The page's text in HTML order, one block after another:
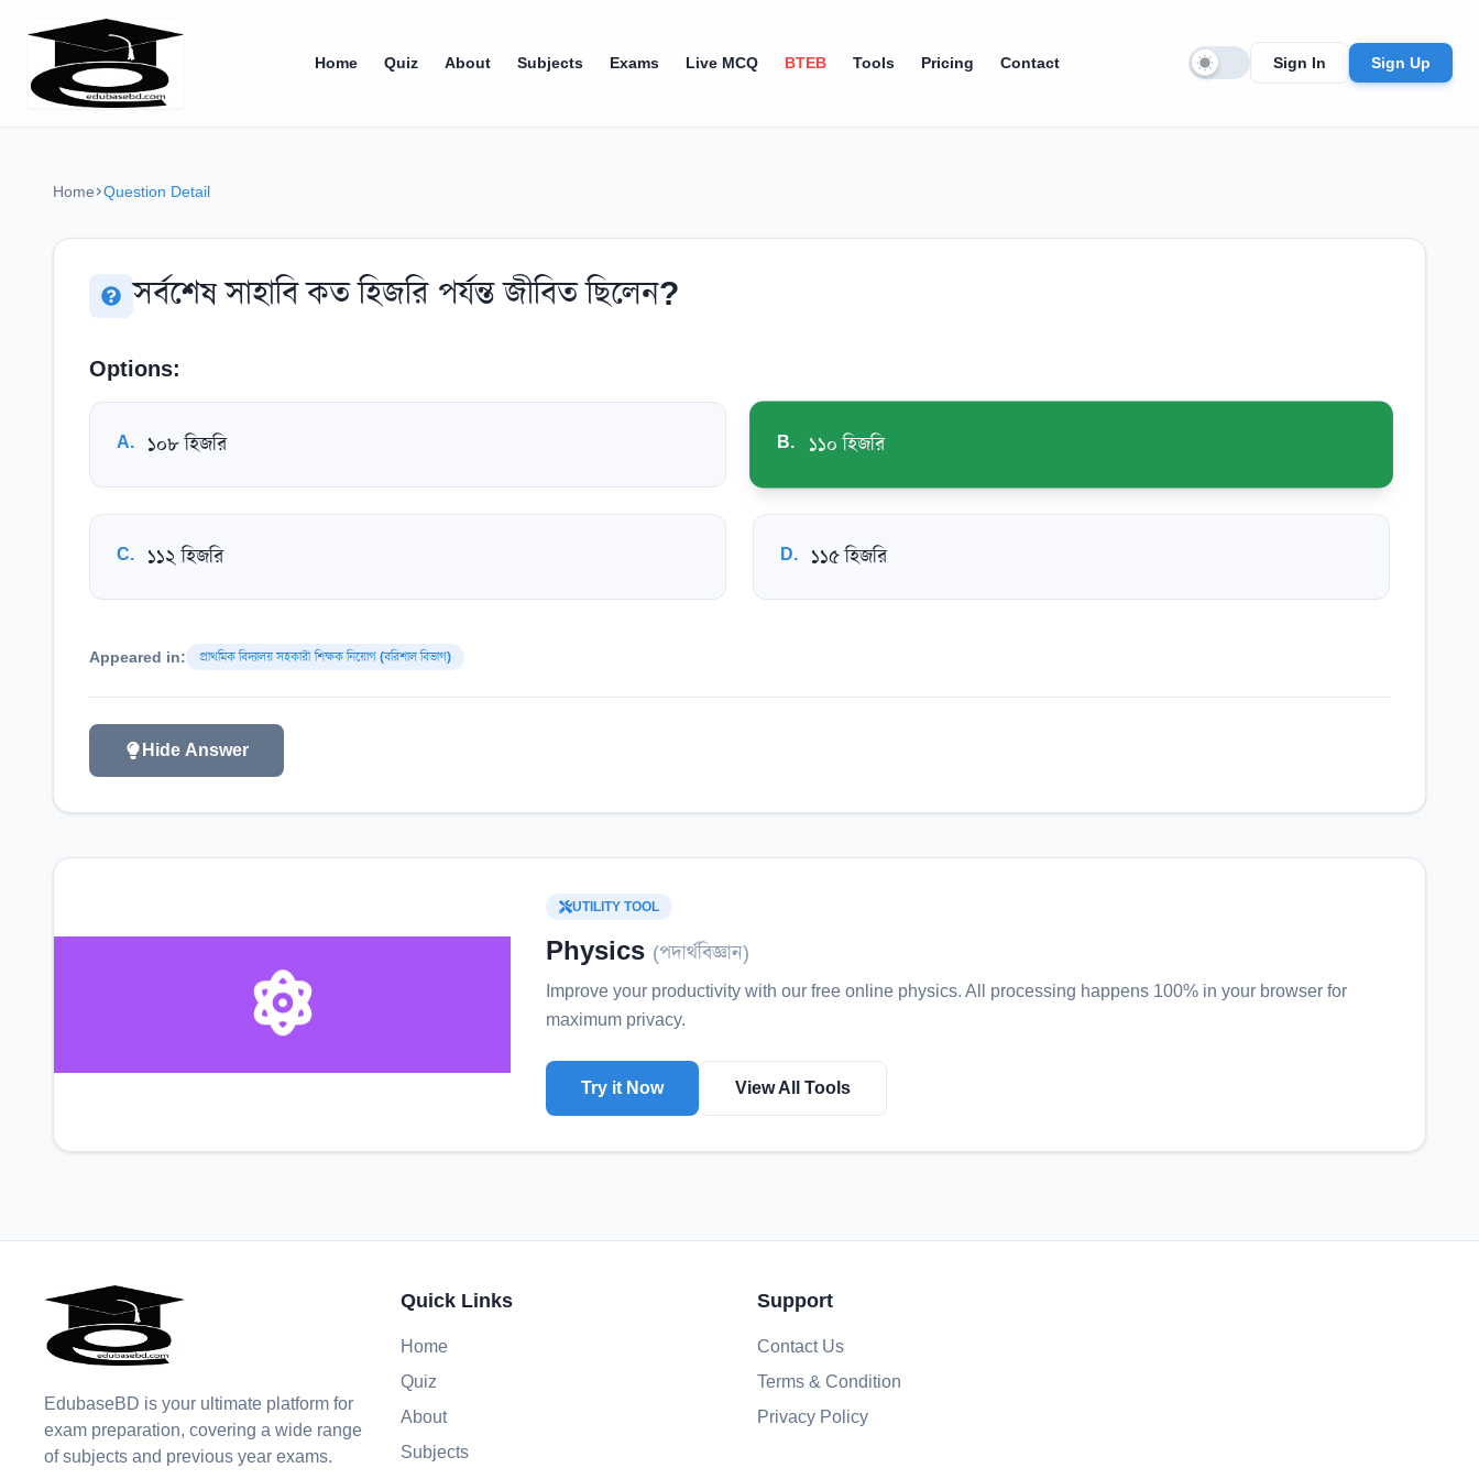
Home Quiz About Subjects Exams Live MCQ BTEB Tools Pricing Contact Sign In Sign Up
Home Question Detail
সর্বশেষ সাহাবি কত হিজরি পর্যন্ত জীবিত ছিলেন?
Options:
A. ১০৮ হিজরি B. ১১০ হিজরি
C. ১১২ হিজরি D. ১১৫ হিজরি
Appeared in: প্রাথমিক বিদ্যালয় সহকারী শিক্ষক নিয়োগ (বরিশাল বিভাগ)
Hide Answer
UTILITY TOOL
Physics (পদার্থবিজ্ঞান)
Improve your productivity with our free online physics. All processing happens 100% in your browser for
maximum privacy.
Try it Now View All Tools
EdubaseBD is your ultimate platform for
exam preparation, covering a wide range
of subjects and previous year exams.
Quick Links
Home
Quiz
About
Subjects
Support
Contact Us
Terms & Condition
Privacy Policy